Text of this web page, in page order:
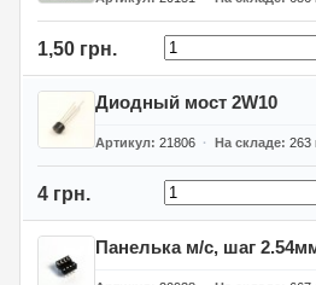
1,50 грн.
Диодный мост 2W10
Артикул 21806 На складе 263
4 грн.
Панелька м/с, шаг